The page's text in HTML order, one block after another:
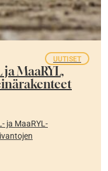
UUTISET
MaaRYL,
ja MaaRYL-